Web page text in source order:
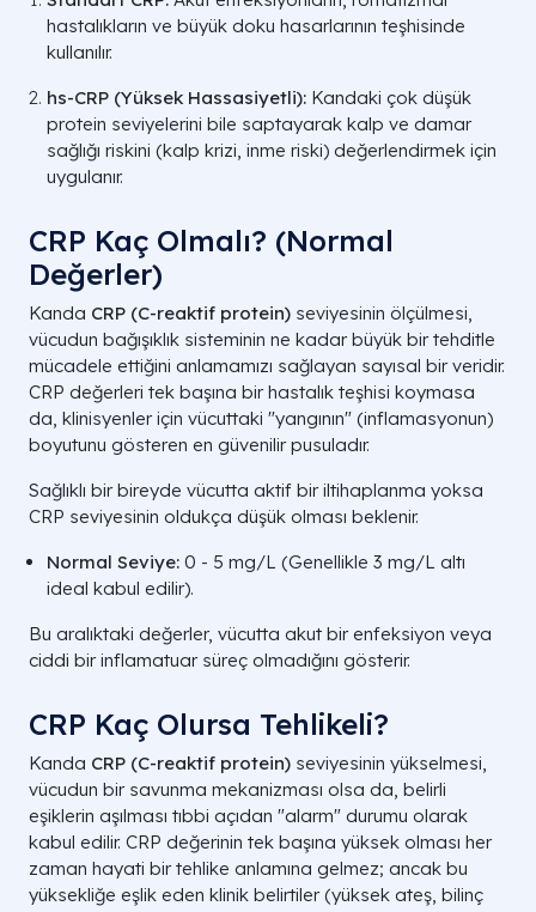
hastalıkların ve büyük doku hasarlarının teşhisinde
kullanılır.
hs-CRP (Yüksek Hassasiyetli): Kandaki çok düşük
protein seviyelerini bile saptayarak kalp ve damar
sağlığı riskini (kalp krizi, inme riski) değerlendirmek için
uygulanır.
CRP Kaç Olmalı? (Normal
Değerler)
Kanda CRP (C-reaktif protein) seviyesinin ölçülmesi,
vücudun bağışıklık sisteminin ne kadar büyük bir tehditle
mücadele ettiğini anlamamızı sağlayan sayısal bir veridir.
CRP değerleri tek başına bir hastalık teşhisi koymasa
da, klinisyenler için vücuttaki "yangının" (inflamasyonun)
boyutunu gösteren en güvenilir pusuladır.
Sağlıklı bir bireyde vücutta aktif bir iltihaplanma yoksa
CRP seviyesinin oldukça düşük olması beklenir.
Normal Seviye: 0 - 5 mg/L (Genellikle 3 mg/L altı
ideal kabul edilir).
Bu aralıktaki değerler, vücutta akut bir enfeksiyon veya
ciddi bir inflamatuar süreç olmadığını gösterir.
CRP Kaç Olursa Tehlikeli?
Kanda CRP (C-reaktif protein) seviyesinin yükselmesi,
vücudun bir savunma mekanizması olsa da, belirli
eşiklerin aşılması tıbbi açıdan "alarm" durumu olarak
kabul edilir. CRP değerinin tek başına yüksek olması her
zaman hayati bir tehlike anlamına gelmez; ancak bu
yüksekliğe eşlik eden klinik belirtiler (yüksek ateş, bilinç